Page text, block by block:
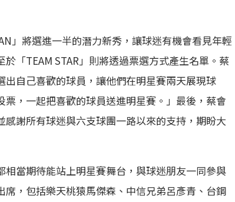
」將選進一半的潛力新秀，讓球迷有機會看見年輕
「TEAM STAR」則將透過票選方式產生名單。蔡
自己喜歡的球員，讓他們在明星賽兩天展現球
，一起把喜歡的球員送進明星賽。」最後，蔡會
謝所有球迷與六支球團一路以來的支持，期盼大
當期待能站上明星賽舞台，與球迷朋友一同參與
，包括樂天桃猿馬傑森、中信兄弟呂彥青、台鋼